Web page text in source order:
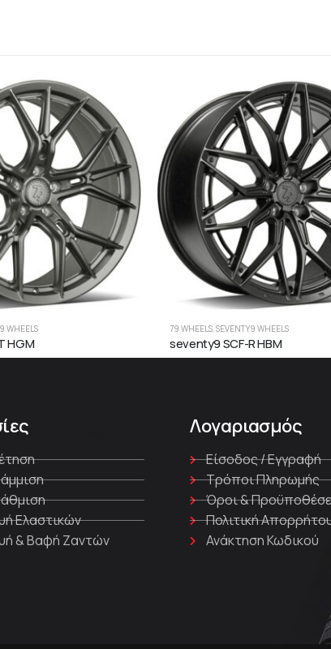
WHEELS
HGM
79 WHEELS, SEVENTY9 WHEELS
seventy9 SCF-R HBM
Ελαστικών
& Βαφή Ζαντών
Λογαριασμός
Είσοδος / Εγγραφή
Τρόποι Πληρωμής
Όροι &
Πολιτική
Ανάκτηση Κωδικού